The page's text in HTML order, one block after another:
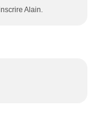
Alain.